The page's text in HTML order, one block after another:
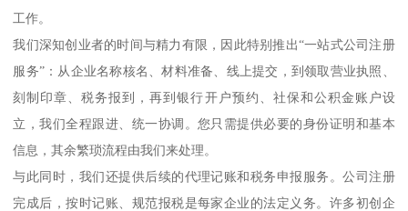
工作。
我们深知创业者的时间与精力有限，因此特别推出“一站式公司注册
服务”：从企业名称核名、材料准备、线上提交，到领取营业执照、
刻制印章、税务报到，再到银行开户预约、社保和公积金账户设
立，我们全程跟进、统一协调。您只需提供必要的身份证明和基本
信息，其余繁琐流程由我们来处理。
与此同时，我们还提供后续的代理记账和税务申报服务。公司注册
完成后，按时记账、规范报税是每家企业的法定义务。许多初创企